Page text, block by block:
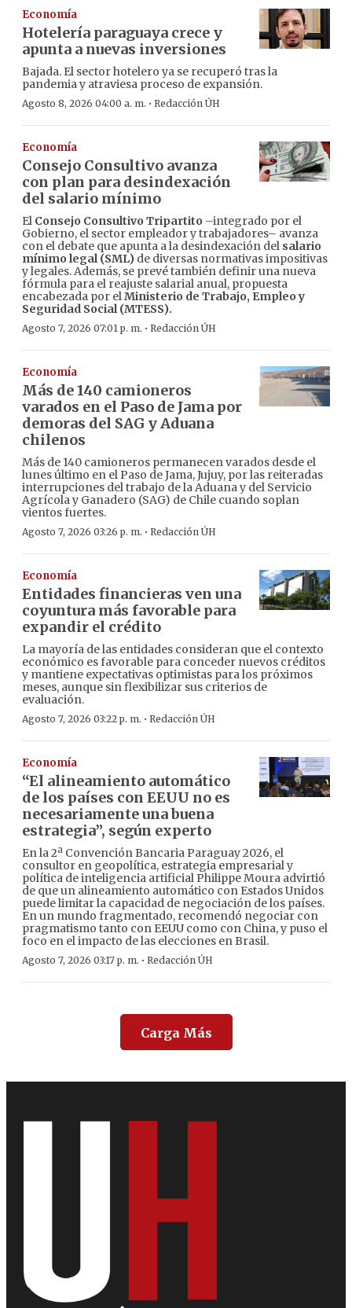
Economía
Hotelería paraguaya crece y
apunta a nuevas inversiones
Bajada. El sector hotelero ya se recuperó tras la
pandemia y atraviesa proceso de expansión.
Agosto 8, 2026 04:00 a. m. · Redacción ÚH
Economía
Consejo Consultivo avanza
con plan para desindexación
del salario mínimo
El Consejo Consultivo Tripartito –integrado por el
Gobierno, el sector empleador y trabajadores– avanza
con el debate que apunta a la desindexación del salario
mínimo legal (SML) de diversas normativas impositivas
y legales. Además, se prevé también definir una nueva
fórmula para el reajuste salarial anual, propuesta
encabezada por elMinisterio de Trabajo, Empleo y
Seguridad Social (MTESS).
Agosto 7, 2026 07:01 p. m. · Redacción ÚH
Economía
Más de 140 camioneros
varados en el Paso de Jama por
demoras del SAG y Aduana
chilenos
Más de 140 camioneros permanecen varados desde el
lunes último en el Paso de Jama, Jujuy, por las reiteradas
interrupciones del trabajo de la Aduana y del Servicio
Agrícola y Ganadero (SAG) de Chile cuando soplan
vientos fuertes.
Agosto 7, 2026 03:26 p. m. · Redacción ÚH
Economía
Entidades financieras ven una
coyuntura más favorable para
expandir el crédito
La mayoría de las entidades consideran que el contexto
económico es favorable para conceder nuevos créditos
y mantiene expectativas optimistas para los próximos
meses, aunque sin flexibilizar sus criterios de
evaluación.
Agosto 7, 2026 03:22 p. m. · Redacción ÚH
Economía
“El alineamiento automático
de los países con EEUU no es
necesariamente una buena
estrategia”, según experto
En la 2ª Convención Bancaria Paraguay 2026, el
consultor en geopolítica, estrategia empresarial y
política de inteligencia artificial Philippe Moura advirtió
de que un alineamiento automático con Estados Unidos
puede limitar la capacidad de negociación de los países.
En un mundo fragmentado, recomendó negociar con
pragmatismo tanto con EEUU como con China, y puso el
foco en el impacto de las elecciones en Brasil.
Agosto 7, 2026 03:17 p. m. · Redacción ÚH
Carga Más